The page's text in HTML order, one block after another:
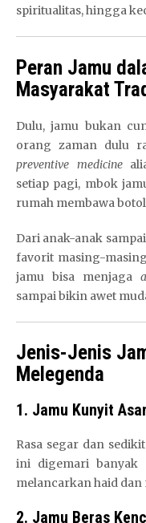
spiritualitas, hingga
Peran Jamu
Masyarakat
Dulu, jamu bukan
orang zaman dulu
preventive medicine
setiap pagi, mbok
rumah membawa
Dari anak-anak
favorit masing-
jamu bisa menjaga
sampai bikin awet
Jenis-Jenis
Melegenda
1. Jamu Kunyit
Rasa segar dan
ini digemari banyak
melancarkan haid
2. Jamu Beras